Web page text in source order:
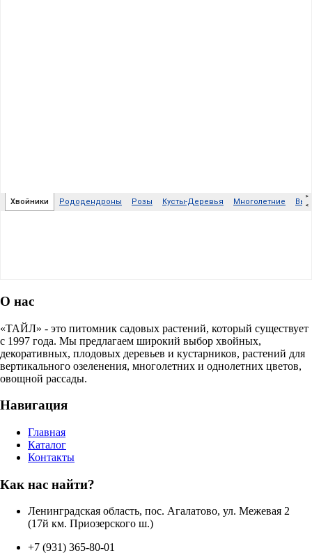
О нас
«ТАЙЛ» - это питомник садовых растений, который существует
с 1997 года. Мы предлагаем широкий выбор хвойных,
декоративных, плодовых деревьев и кустарников, растений для
вертикального озеленения, многолетних и однолетних цветов,
овощной рассады.
Навигация
Главная
Каталог
Контакты
Как нас найти?
Ленинградская область, пос. Агалатово, ул. Межевая 2
(17й км. Приозерского ш.)
+7 (931) 365-80-01